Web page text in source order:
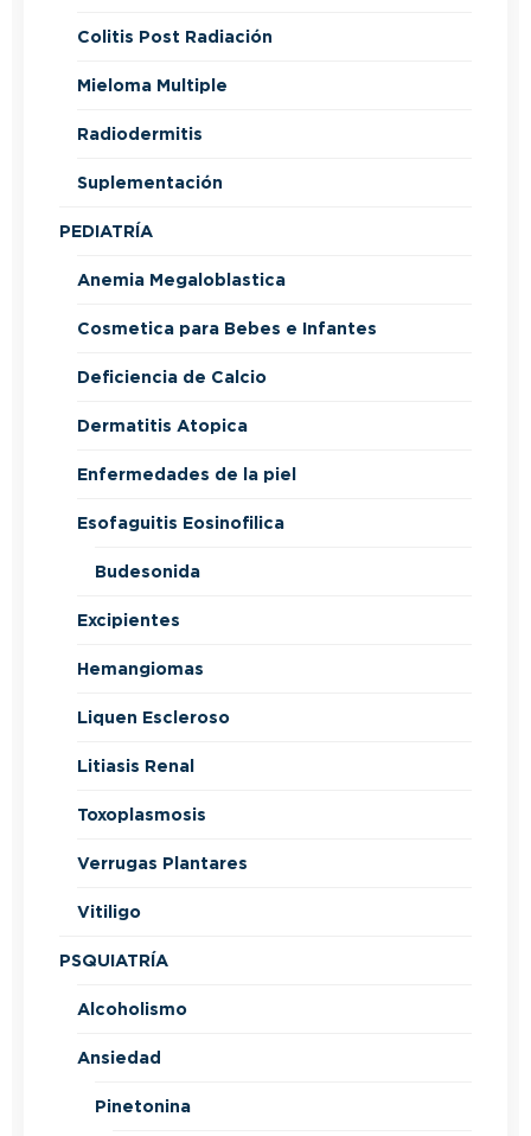
Colitis Post Radiación
Mieloma Multiple
Radiodermitis
Suplementación
PEDIATRÍA
Anemia Megaloblastica
Cosmetica para Bebes e Infantes
Deficiencia de Calcio
Dermatitis Atopica
Enfermedades de la piel
Esofaguitis Eosinofilica
Budesonida
Excipientes
Hemangiomas
Liquen Escleroso
Litiasis Renal
Toxoplasmosis
Verrugas Plantares
Vitiligo
PSQUIATRÍA
Alcoholismo
Ansiedad
Pinetonina